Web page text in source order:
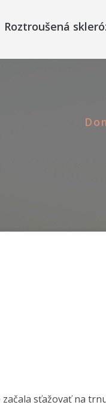
Roztroušená
sťažovať na